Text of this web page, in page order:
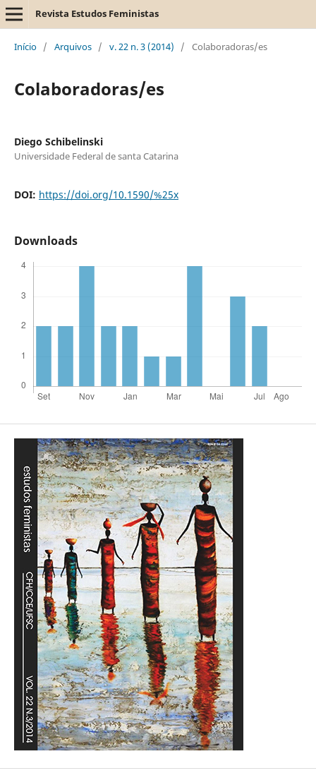
Revista Estudos Feministas
Início / Arquivos / v. 22 n. 3 (2014) / Colaboradoras/es
Colaboradoras/es
Diego Schibelinski
Universidade Federal de santa Catarina
DOI: https://doi.org/10.1590/%25x
Downloads